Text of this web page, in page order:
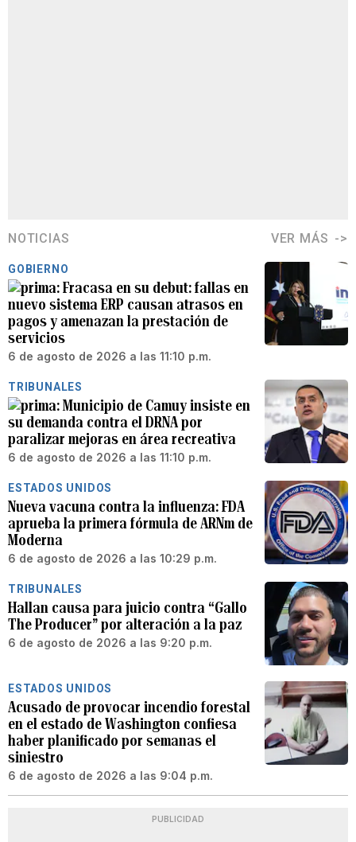
NOTICIAS VER MÁS
GOBIERNO
Fracasa en su debut: fallas en
nuevo sistema ERP causan atrasos en
pagos y amenazan la prestación de
servicios
6 de agosto de 2026 a las 11:10 p.m.
TRIBUNALES
Municipio de Camuy insiste en
su demanda contra el DRNA por
paralizar mejoras en área recreativa
6 de agosto de 2026 a las 11:10 p.m.
ESTADOS UNIDOS
Nueva vacuna contra la influenza: FDA
aprueba la primera fórmula de ARNm de
Moderna
6 de agosto de 2026 a las 10:29 p.m.
TRIBUNALES
Hallan causa para juicio contra “Gallo
The Producer” por alteración a la paz
6 de agosto de 2026 a las 9:20 p.m.
ESTADOS UNIDOS
Acusado de provocar incendio forestal
en el estado de Washington confiesa
haber planificado por semanas el
siniestro
6 de agosto de 2026 a las 9:04 p.m.
PUBLICIDAD